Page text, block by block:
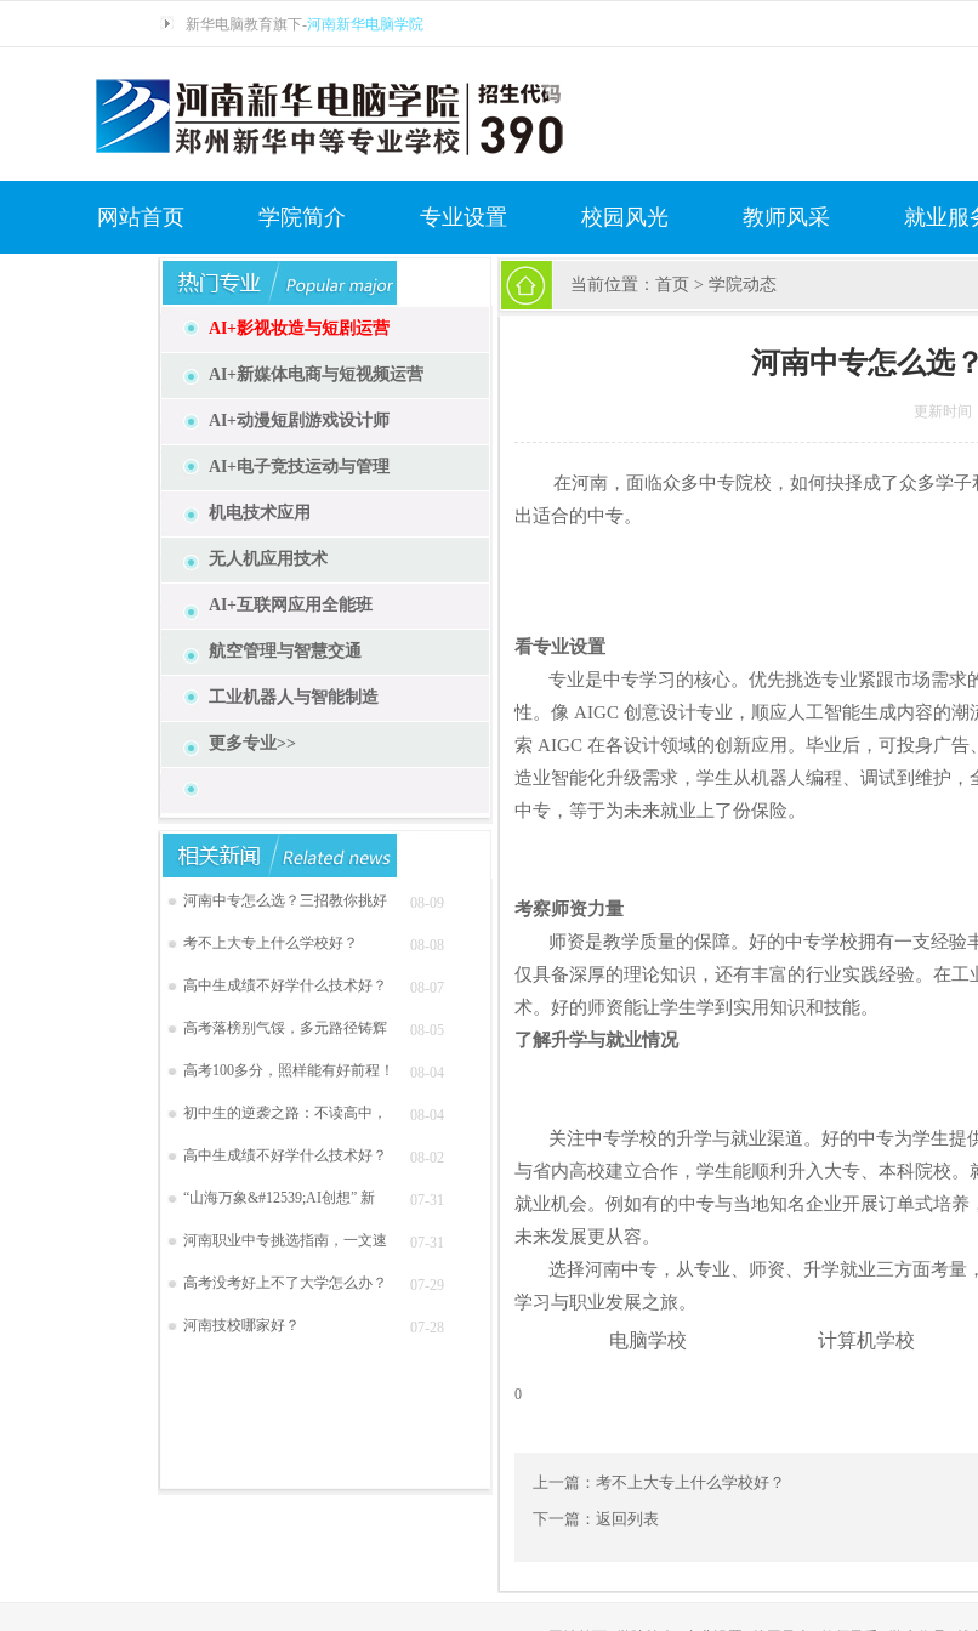
新华电脑教育旗下-河南新华电脑学院
网站首页 学院简介 专业设置 校园风光 教师风采 就业服
AI+影视妆造与短剧运营
AI+新媒体电商与短视频运营
AI+动漫短剧游戏设计师
AI+电子竞技运动与管理
机电技术应用
无人机应用技术
AI+互联网应用全能班
航空管理与智慧交通
工业机器人与智能制造
更多专业>>
河南中专怎么选？三招教你挑好 08-09
考不上大专上什么学校好？ 08-08
高中生成绩不好学什么技术好？ 08-07
高考落榜别气馁，多元路径铸辉 08-05
高考100多分，照样能有好前程！ 08-04
初中生的逆袭之路：不读高中， 08-04
高中生成绩不好学什么技术好？ 08-02
“山海万象&#12539;AI创想” 新 07-31
河南职业中专挑选指南，一文速 07-31
高考没考好上不了大学怎么办？ 07-29
河南技校哪家好？ 07-28
当前位置： 首页 > 学院动态
河南中专怎么选
更新时间
在河南，面临众多中专院校，如何抉择成了众多学子
出适合的中专。
看专业设置
专业是中专学习的核心。优先挑选专业紧跟市场需求
性。像 AIGC 创意设计专业，顺应人工智能生成内容的
索 AIGC 在各设计领域的创新应用。毕业后，可投身广
造业智能化升级需求，学生从机器人编程、调试到维护
中专，等于为未来就业上了份保险。
考察师资力量
师资是教学质量的保障。好的中专学校拥有一支经验
仅具备深厚的理论知识，还有丰富的行业实践经验。在
术。好的师资能让学生学到实用知识和技能。
了解升学与就业情况
关注中专学校的升学与就业渠道。好的中专为学生提
与省内高校建立合作，学生能顺利升入大专、本科院校
就业机会。例如有的中专与当地知名企业开展订单式培
未来发展更从容。
选择河南中专，从专业、师资、升学就业三方面考量
学习与职业发展之旅。
电脑学校 计算机学校
0
上一篇： 考不上大专上什么学校好？
下一篇： 返回列表